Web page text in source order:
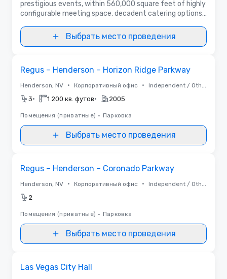
prestigious events, within 560,000 square feet of highly
configurable meeting space, decadent catering options,
staff and service.Выбрать место проведения
Regus – Henderson – Horizon Ridge Parkway
Henderson, NV • Корпоративный офис • Independent / Other
3• 1 200 кв. футов• 2005
Помещения (приватные) • Парковка
Выбрать место проведения
Regus – Henderson – Coronado Parkway
Henderson, NV • Корпоративный офис • Independent / Other
2
Помещения (приватные) • Парковка
Выбрать место проведения
Las Vegas City Hall